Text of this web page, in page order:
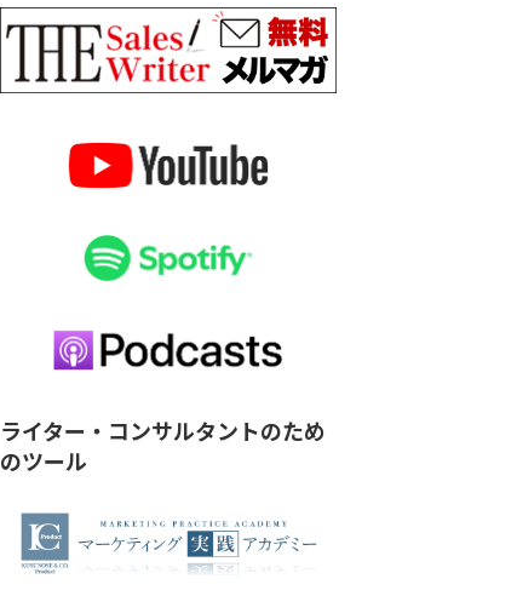
ライター・コンサルタントのため
のツール